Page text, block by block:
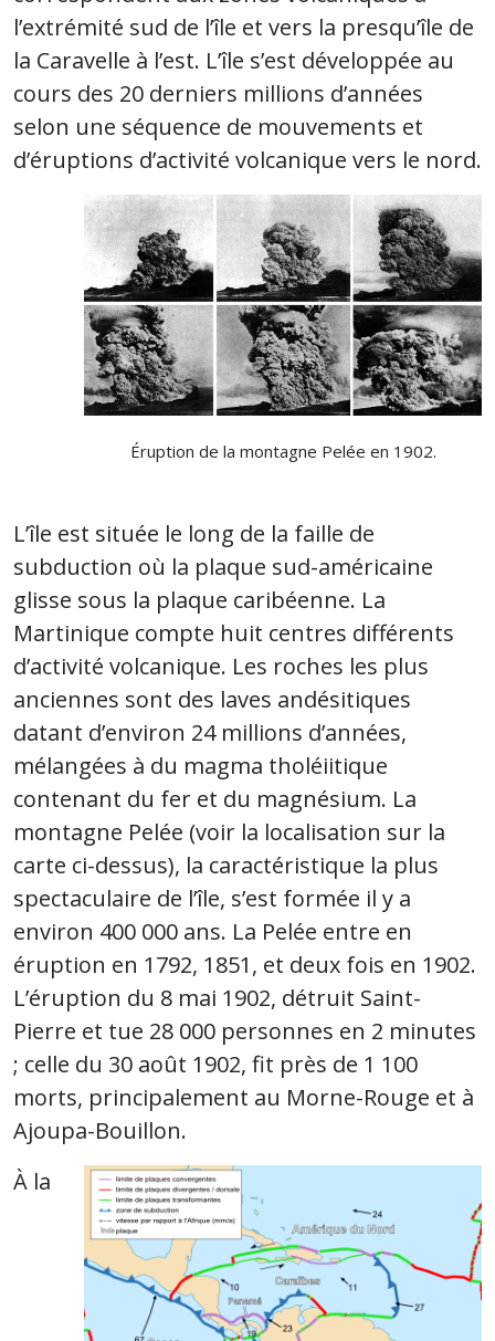
l’extrémité sud de l’île et vers la presqu’île de
la Caravelle à l’est. L’île s’est développée au
cours des 20 derniers millions d’années
selon une séquence de mouvements et
d’éruptions d’activité volcanique vers le nord.
Éruption de la montagne Pelée en 1902.
L’île est située le long de la faille de
subduction où la plaque sud-américaine
glisse sous la plaque caribéenne. La
Martinique compte huit centres différents
d’activité volcanique. Les roches les plus
anciennes sont des laves andésitiques
datant d’environ 24 millions d’années,
mélangées à du magma tholéiitique
contenant du fer et du magnésium. La
montagne Pelée (voir la localisation sur la
carte ci-dessus), la caractéristique la plus
spectaculaire de l’île, s’est formée il y a
environ 400 000 ans. La Pelée entre en
éruption en 1792, 1851, et deux fois en 1902.
L’éruption du 8 mai 1902, détruit Saint-
Pierre et tue 28 000 personnes en 2 minutes
; celle du 30 août 1902, fit près de 1 100
morts, principalement au Morne-Rouge et à
Ajoupa-Bouillon.
À la